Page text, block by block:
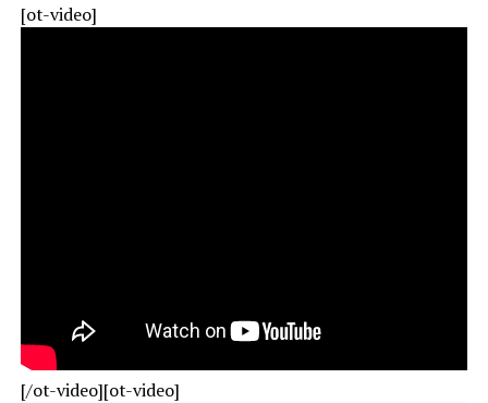
[ot-video]
[/ot-video][ot-video]